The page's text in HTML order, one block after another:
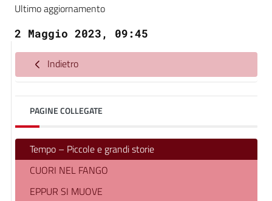
Ultimo aggiornamento
2 Maggio 2023, 09:45
Indietro
PAGINE COLLEGATE
Tempo – Piccole e grandi storie
CUORI NEL FANGO
EPPUR SI MUOVE